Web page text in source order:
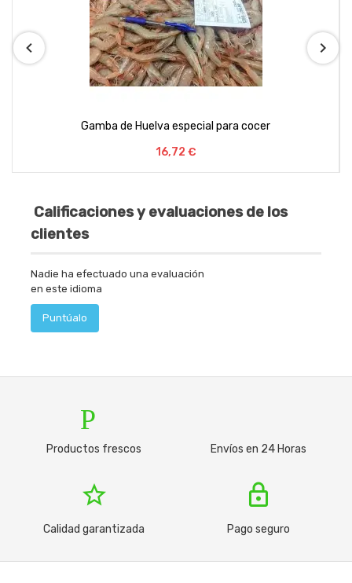
Gambas de Huelva para plancha
Precio
32,56 €
Calificaciones y evaluaciones de los
clientes
Nadie ha efectuado una evaluación
en este idioma
Puntúalo
Productos frescos Envíos en 24 Horas
star_border
Calidad garantizada
lock
Pago seguro